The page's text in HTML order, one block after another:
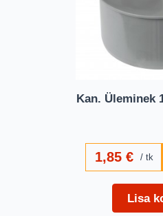
Kan. Üleminek
1,85€ tk
Lisa